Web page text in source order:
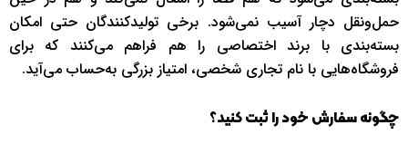
حمل‌ونقل دچار آسیب نمی‌شود. برخی تولیدکنندگان حتی امکان
بسته‌بندی با برند اختصاصی را هم فراهم می‌کنند که برای
فروشگاه‌هایی با نام تجاری شخصی، امتیاز بزرگی به‌حساب می‌آید.
چگونه سفارش خود را ثبت کنید؟